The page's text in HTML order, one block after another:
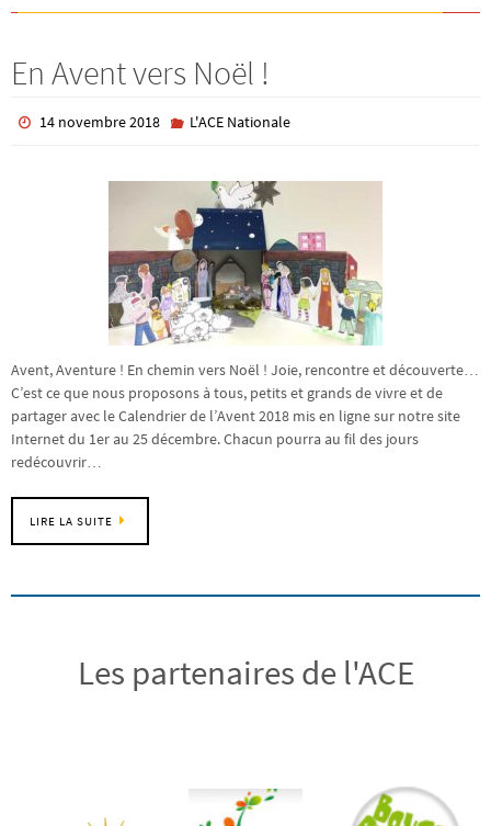
En Avent vers Noël !
14 novembre 2018 L'ACE Nationale
Avent, Aventure ! En chemin vers Noël ! Joie, rencontre et découverte…
C’est ce que nous proposons à tous, petits et grands de vivre et de
partager avec le Calendrier de l’Avent 2018 mis en ligne sur notre site
Internet du 1er au 25 décembre. Chacun pourra au fil des jours
redécouvrir…
LIRE LA SUITE
Les partenaires de l'ACE